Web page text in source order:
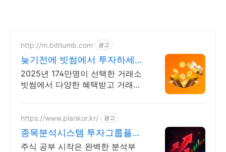
http://m.bithumb.com 광고
늦기전에 빗썸에서 투자하세요
신규 가입 시 5만원 혜택
2025년 174만명이 선택한 거래소
빗썸에서 다양한 혜택받고 거래하
https://www.plankor.kr/ 광고
종목분석시스템 투자그룹플랜
가입즉시 무료리포트 100%
주식 공부 시작은 완벽한 분석부